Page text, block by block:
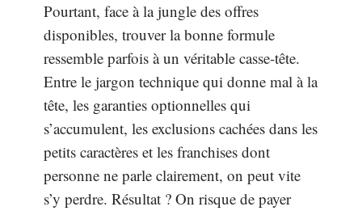
Pourtant, face à la jungle des offres
disponibles, trouver la bonne formule
ressemble parfois à un véritable casse-tête.
Entre le jargon technique qui donne mal à la
tête, les garanties optionnelles qui
s’accumulent, les exclusions cachées dans les
petits caractères et les franchises dont
personne ne parle clairement, on peut vite
s’y perdre. Résultat ? On risque de payer